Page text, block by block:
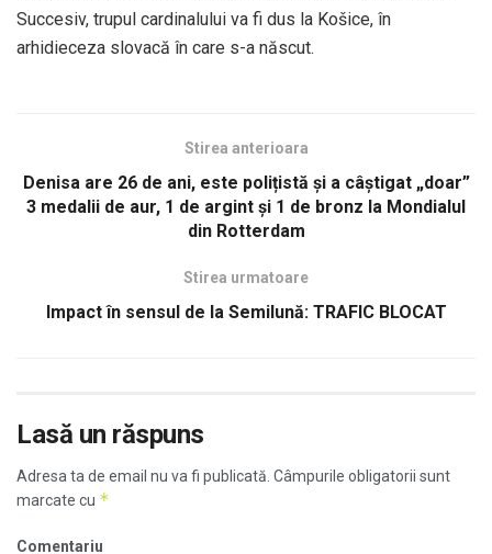
Succesiv, trupul cardinalului va fi dus la Košice, în
arhidieceza slovacă în care s-a născut.
Stirea anterioara
Denisa are 26 de ani, este polițistă și a câștigat „doar”
3 medalii de aur, 1 de argint și 1 de bronz la Mondialul
din Rotterdam
Stirea urmatoare
Impact în sensul de la Semilună: TRAFIC BLOCAT
Lasă un răspuns
Adresa ta de email nu va fi publicată. Câmpurile obligatorii sunt
marcate cu *
Comentariu